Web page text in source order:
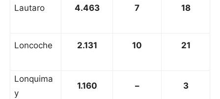
Lautaro 4.463 7 18
Loncoche 2.131 10 21
Lonquima
y
1.160 – 3